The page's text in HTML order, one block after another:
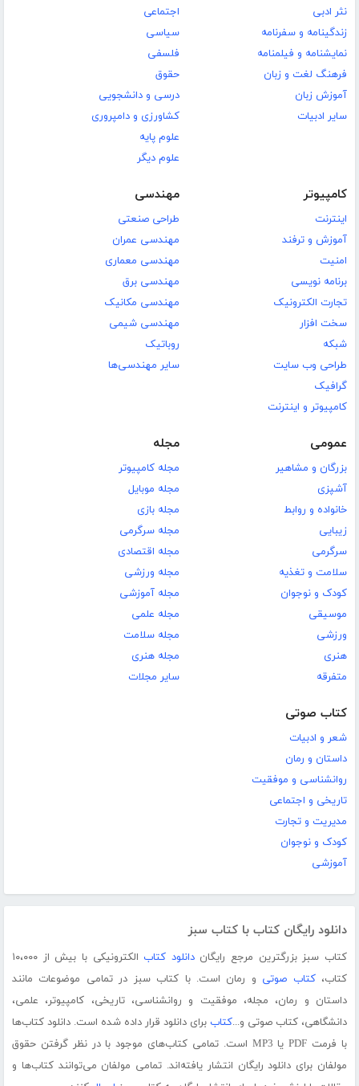
نثر ادبی
زندگینامه و سفرنامه
نمایشنامه و فیلمنامه
فرهنگ لغت و زبان
آموزش زبان
سایر ادبیات
اجتماعی
سیاسی
فلسفی
حقوق
درسی و دانشجویی
کشاورزی و دامپروری
علوم پایه
علوم دیگر
کامپیوتر
اینترنت
آموزش و ترفند
امنیت
برنامه نویسی
تجارت الکترونیک
سخت افزار
شبکه
طراحی وب سایت
گرافیک
کامپیوتر و اینترنت
مهندسی
طراحی صنعتی
مهندسی عمران
مهندسی معماری
مهندسی برق
مهندسی مکانیک
مهندسی شیمی
روباتیک
سایر مهندسی‌ها
عمومی
بزرگان و مشاهیر
آشپزی
خانواده و روابط
زیبایی
سرگرمی
سلامت و تغذیه
کودک و نوجوان
موسیقی
ورزشی
هنری
متفرقه
مجله
مجله کامپیوتر
مجله موبایل
مجله بازی
مجله سرگرمی
مجله اقتصادی
مجله ورزشی
مجله آموزشی
مجله علمی
مجله سلامت
مجله هنری
سایر مجلات
کتاب صوتی
شعر و ادبیات
داستان و رمان
روانشناسی و موفقیت
تاریخی و اجتماعی
مدیریت و تجارت
کودک و نوجوان
آموزشی
دانلود رایگان کتاب با کتاب سبز
کتاب سبز بزرگترین مرجع رایگاندانلود کتاب
الکترونیکی با بیش از ۱۰،۰۰۰
کتاب،کتاب صوتی و رمان است. با کتاب سبز در تمامی موضوعات مانند
داستان و رمان، مجله، موفقیت و روانشناسی، تاریخی، کامپیوتر، علمی،
دانشگاهی، کتاب صوتی و...کتاب برای دانلود قرار داده شده است. دانلود کتاب‌ها
با فرمت PDF یا MP3 است. تمامی کتاب‌های موجود با در نظر گرفتن حقوق
مولفان برای دانلود رایگان انتشار یافته‌اند. تمامی مولفان می‌توانند کتاب‌ها و